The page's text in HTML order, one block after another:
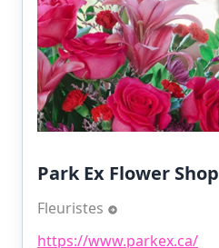
Park Ex Flower Shop
Fleuristes
https://www.parkex.ca/